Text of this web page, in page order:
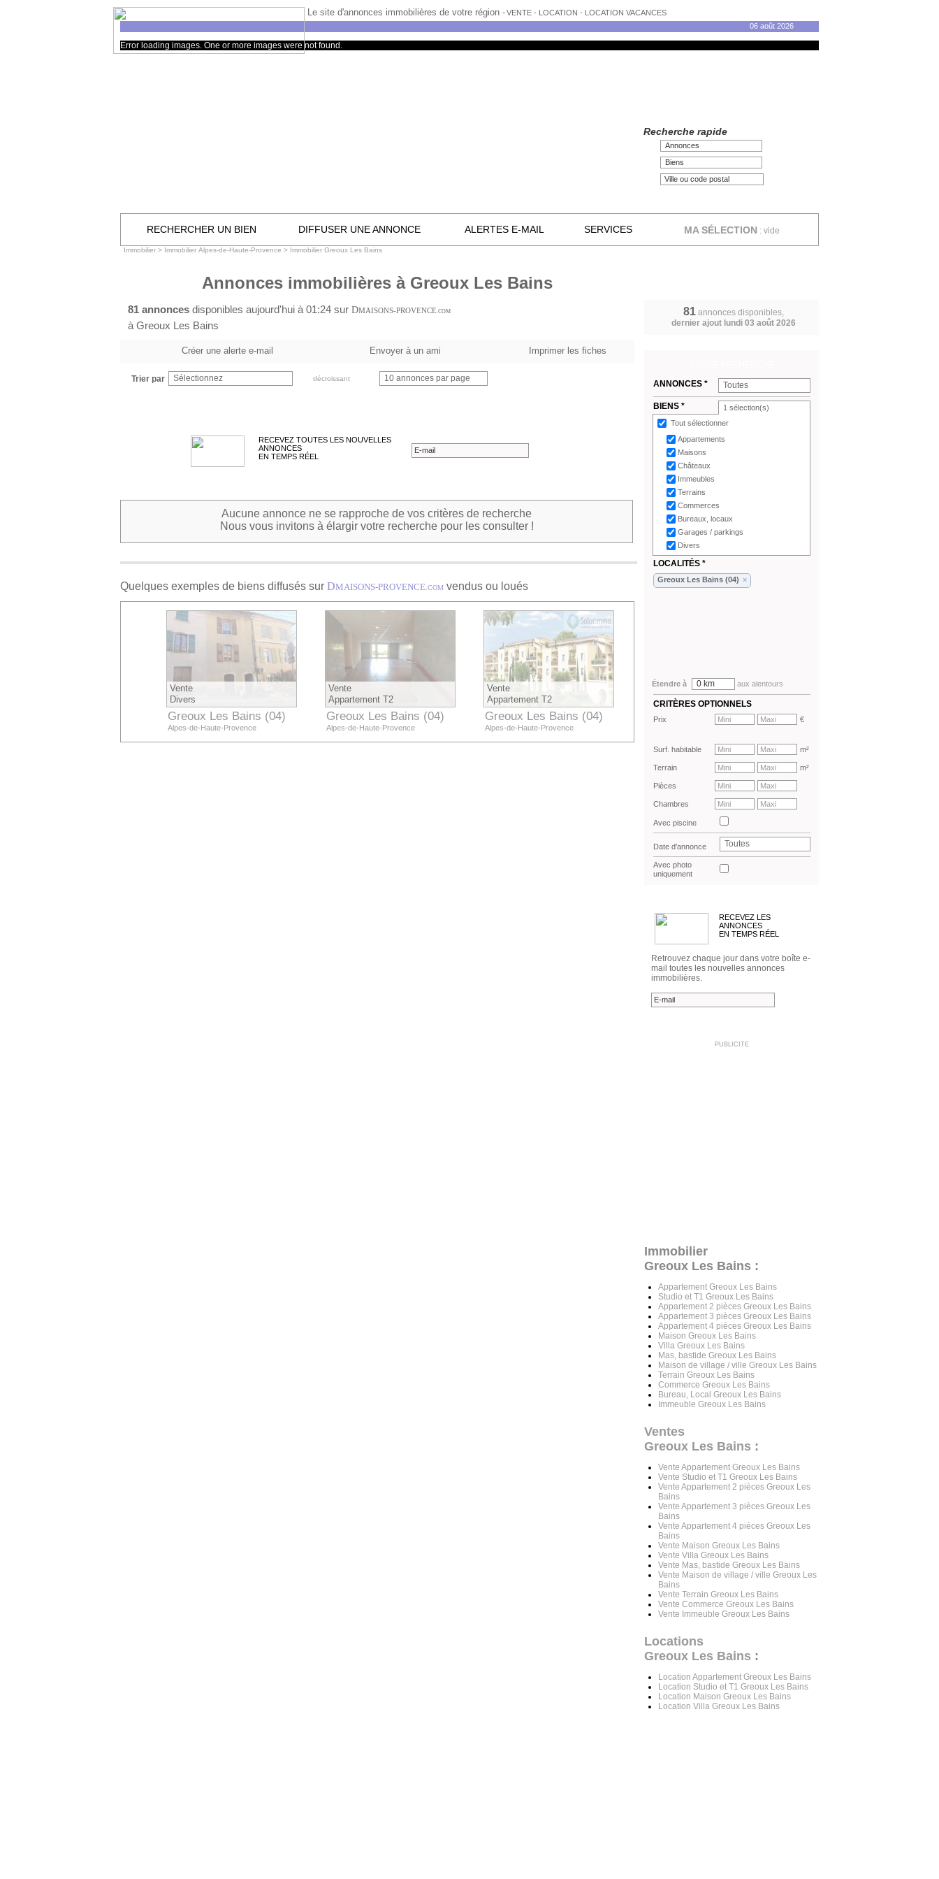
Le site d'annonces immobilières de votre région -VENTE - LOCATION - LOCATION VACANCES
06 août 2026
Error loading images. One or more images were not found.
Recherche rapide
Annonces
Biens
RECHERCHER UN BIEN DIFFUSER UNE ANNONCE ALERTES E-MAIL SERVICES MA SÉLECTION : vide
Immobilier > Immobilier Alpes-de-Haute-Provence > Immobilier Greoux Les Bains
Annonces immobilières à Greoux Les Bains
81 annonces disponibles aujourd'hui à 01:24 sur DMAISONS-PROVENCE.COM
à Greoux Les Bains
81annonces disponibles,
dernier ajout lundi 03 août 2026
Créer une alerte e-mail Envoyer à un ami Imprimer les fiches
Trier par Sélectionnez décroissant 10 annonces par page
RECEVEZ TOUTES LES NOUVELLES
ANNONCES
EN TEMPS RÉEL
Aucune annonce ne se rapproche de vos critères de recherche
Nous vous invitons à élargir votre recherche pour les consulter !
Quelques exemples de biens diffusés sur DMAISONS-PROVENCE .COM vendus ou loués
Vente
Divers
Greoux Les Bains (04)
Alpes-de-Haute-Provence
Vente
Appartement T2
Greoux Les Bains (04)
Alpes-de-Haute-Provence
Vente
Appartement T2
Greoux Les Bains (04)
Alpes-de-Haute-Provence
ANNONCES *
Toutes
BIENS * 1 sélection(s)
Tout sélectionner
Appartements
Maisons
Châteaux
Immeubles
Terrains
Commerces
Bureaux, locaux
Garages / parkings
Divers
LOCALITÉS *
Greoux Les Bains (04) ×
Étendre à 0 km aux alentours
CRITÈRES OPTIONNELS
Prix €
Surf. habitable m²
Terrain m²
Pièces
Chambres
Avec piscine
Date d'annonce Toutes
Avec photo
uniquement
RECEVEZ LES
ANNONCES
EN TEMPS RÉEL
Retrouvez chaque jour dans votre boîte e-
mail toutes les nouvelles annonces
immobilières.
PUBLICITE
Immobilier
Greoux Les Bains :
Appartement Greoux Les Bains
Studio et T1 Greoux Les Bains
Appartement 2 pièces Greoux Les Bains
Appartement 3 pièces Greoux Les Bains
Appartement 4 pièces Greoux Les Bains
Maison Greoux Les Bains
Villa Greoux Les Bains
Mas, bastide Greoux Les Bains
Maison de village / ville Greoux Les Bains
Terrain Greoux Les Bains
Commerce Greoux Les Bains
Bureau, Local Greoux Les Bains
Immeuble Greoux Les Bains
Ventes
Greoux Les Bains :
Vente Appartement Greoux Les Bains
Vente Studio et T1 Greoux Les Bains
Vente Appartement 2 pièces Greoux Les
Bains
Vente Appartement 3 pièces Greoux Les
Bains
Vente Appartement 4 pièces Greoux Les
Bains
Vente Maison Greoux Les Bains
Vente Villa Greoux Les Bains
Vente Mas, bastide Greoux Les Bains
Vente Maison de village / ville Greoux Les
Bains
Vente Terrain Greoux Les Bains
Vente Commerce Greoux Les Bains
Vente Immeuble Greoux Les Bains
Locations
Greoux Les Bains :
Location Appartement Greoux Les Bains
Location Studio et T1 Greoux Les Bains
Location Maison Greoux Les Bains
Location Villa Greoux Les Bains